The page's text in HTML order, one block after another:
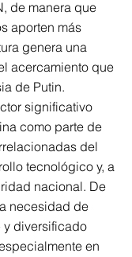
de manera que
aporten más
genera una
acercamiento que
de Putin.
significativo
como parte de
del
tecnológico y, a
nacional. De
necesidad de
y diversificado
en